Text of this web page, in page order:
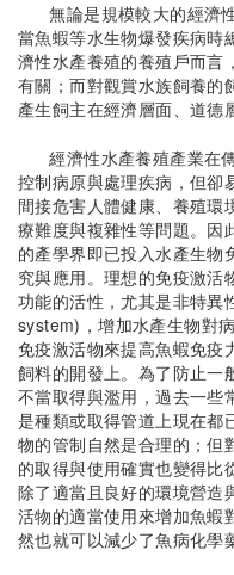
無論是規模較大的經濟性
當魚蝦等水生物爆發疾病時
濟性水產養殖的養殖戶而言
有關；而對觀賞水族飼養的
產生飼主在經濟層面、道德
經濟性水產養殖產業在
控制病原與處理疾病，但卻
間接危害人體健康、養殖環
療難度與複雜性等問題。因
的產學界即已投入水產生
究與應用。理想的免疫激活
功能的活性，尤其是非特
system)，增加水產生物對
免疫激活物來提高魚蝦免疫
飼料的開發上。為了防止一
不當取得與濫用，過去一些
是種類或取得管道上現在都
物的管制自然是合理的；但
的取得與使用確實也變得比
除了適當且良好的環境營造
活物的適當使用來增加魚蝦
然也就可以減少了魚病化學